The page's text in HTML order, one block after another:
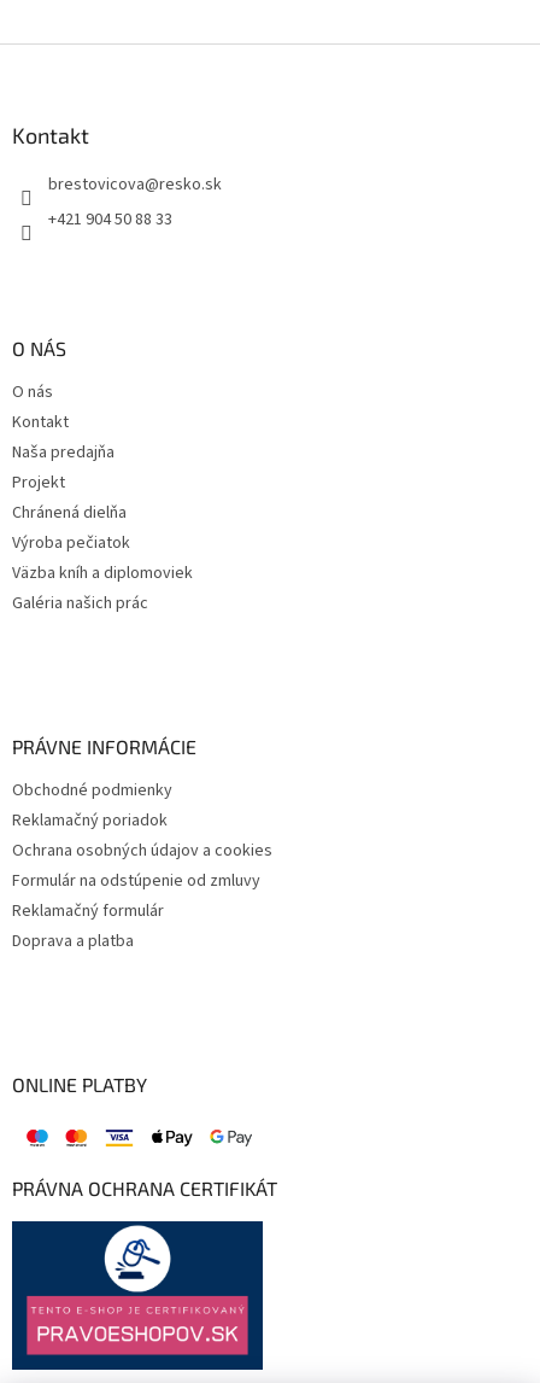
Kontakt
brestovicova@resko.sk
+421 904 50 88 33
O NÁS
O nás
Kontakt
Naša predajňa
Projekt
Chránená dielňa
Výroba pečiatok
Väzba kníh a diplomoviek
Galéria našich prác
PRÁVNE INFORMÁCIE
Obchodné podmienky
Reklamačný poriadok
Ochrana osobných údajov a cookies
Formulár na odstúpenie od zmluvy
Reklamačný formulár
Doprava a platba
ONLINE PLATBY
PRÁVNA OCHRANA CERTIFIKÁT